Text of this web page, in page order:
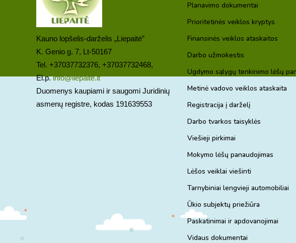
Kauno lopšelis-darželis „Liepaitė”
K. Genio g. 7, Lt-50167
Tel. +37037732376, +37037732468,
El.p.info@liepaite.lt
Duomenys kaupiami ir saugomi Juridinių
asmenų registre, kodas 191639553
Planavimo dokumentai
Prioritetinės veiklos kryptys
Finansinės veiklos ataskaitos
Darbo užmokestis
Ugdymo sąlygų tenkinimo lėšų
Metinė vadovo veiklos ataskaita
Registracija į darželį
Darbo tvarkos taisyklės
Viešieji pirkimai
Mokymo lėšų panaudojimas
Lėšos veiklai viešinti
Tarnybiniai lengvieji automobiliai
Ūkio subjektų priežiūra
Paskatinimai ir apdovanojimai
Vidaus dokumentai